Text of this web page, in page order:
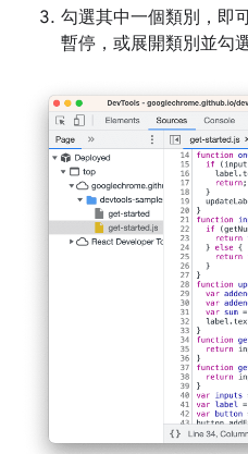
勾選其中一個類別，即
暫停，或展開類別並勾